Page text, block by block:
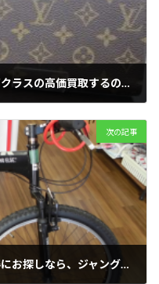
ルイヴィトンの財布、堺市で最高クラスの高価買取するのは
次の記事
守口市でスポーツサイクルをお得にお探しなら、ジャングルジャングル守口店